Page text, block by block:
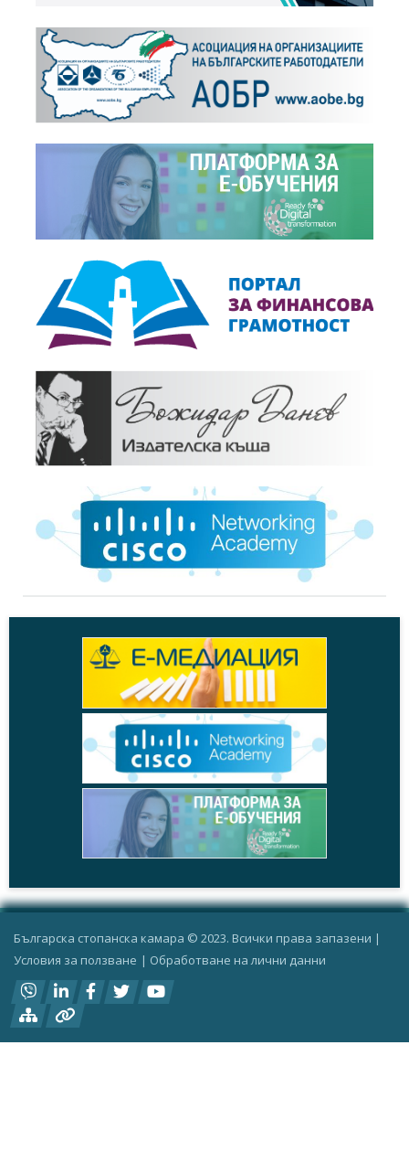
Българска стопанска камара © 2023. Всички права запазени |
Условия за ползване | Oбработване на лични данни